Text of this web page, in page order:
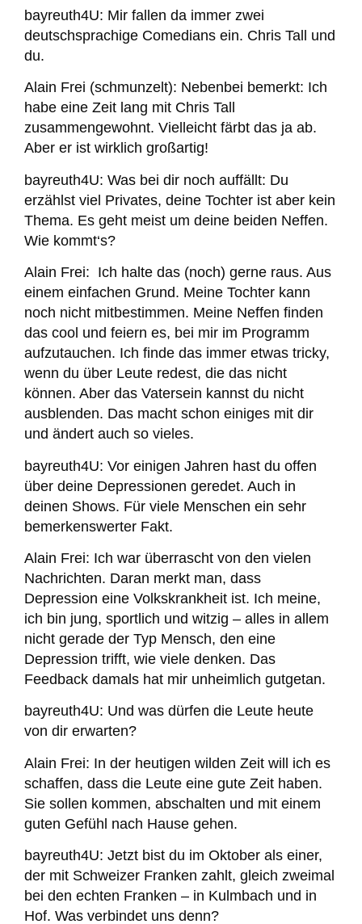
bayreuth4U: Mir fallen da immer zwei
deutschsprachige Comedians ein. Chris Tall und
du.
Alain Frei (schmunzelt): Nebenbei bemerkt: Ich
habe eine Zeit lang mit Chris Tall
zusammengewohnt. Vielleicht färbt das ja ab.
Aber er ist wirklich großartig!
bayreuth4U: Was bei dir noch auffällt: Du
erzählst viel Privates, deine Tochter ist aber kein
Thema. Es geht meist um deine beiden Neffen.
Wie kommt‘s?
Alain Frei: Ich halte das (noch) gerne raus. Aus
einem einfachen Grund. Meine Tochter kann
noch nicht mitbestimmen. Meine Neffen finden
das cool und feiern es, bei mir im Programm
aufzutauchen. Ich finde das immer etwas tricky,
wenn du über Leute redest, die das nicht
können. Aber das Vatersein kannst du nicht
ausblenden. Das macht schon einiges mit dir
und ändert auch so vieles.
bayreuth4U: Vor einigen Jahren hast du offen
über deine Depressionen geredet. Auch in
deinen Shows. Für viele Menschen ein sehr
bemerkenswerter Fakt.
Alain Frei: Ich war überrascht von den vielen
Nachrichten. Daran merkt man, dass
Depression eine Volkskrankheit ist. Ich meine,
ich bin jung, sportlich und witzig – alles in allem
nicht gerade der Typ Mensch, den eine
Depression trifft, wie viele denken. Das
Feedback damals hat mir unheimlich gutgetan.
bayreuth4U: Und was dürfen die Leute heute
von dir erwarten?
Alain Frei: In der heutigen wilden Zeit will ich es
schaffen, dass die Leute eine gute Zeit haben.
Sie sollen kommen, abschalten und mit einem
guten Gefühl nach Hause gehen.
bayreuth4U: Jetzt bist du im Oktober als einer,
der mit Schweizer Franken zahlt, gleich zweimal
bei den echten Franken – in Kulmbach und in
Hof. Was verbindet uns denn?